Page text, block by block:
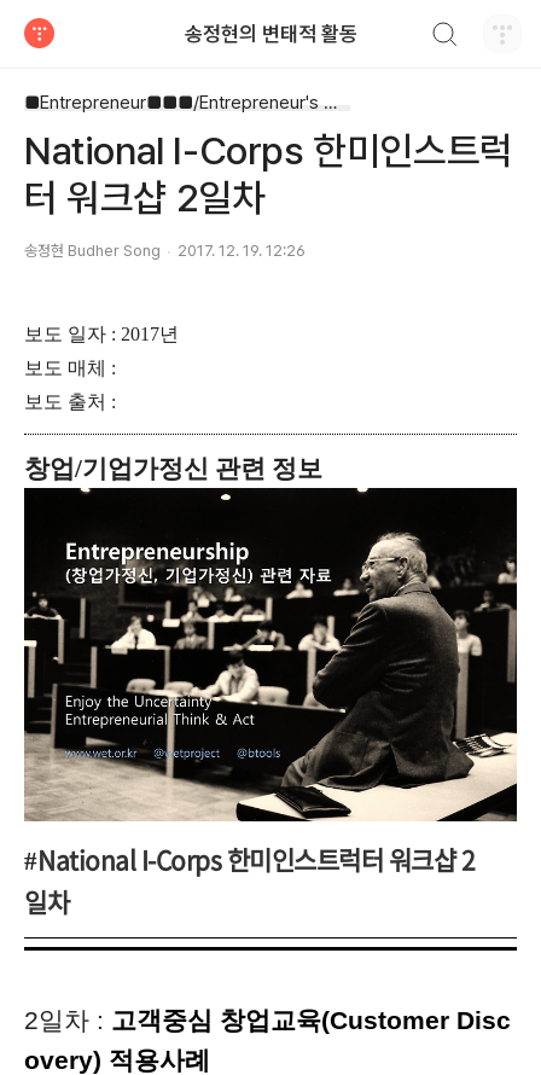
송정현의 변태적 활동
■Entrepreneur■■■/Entrepreneur's Way
National I-Corps 한미인스트럭
터 워크샵 2일차
송정현 Budher Song 2017. 12. 19. 12:26
보도 일자 : 2017년
보도 매체 :
보도 출처 :
창업/기업가정신 관련 정보
#National I-Corps 한미인스트럭터 워크샵 2
일차
2일차 : 고객중심 창업교육(Customer Disc
overy) 적용사례